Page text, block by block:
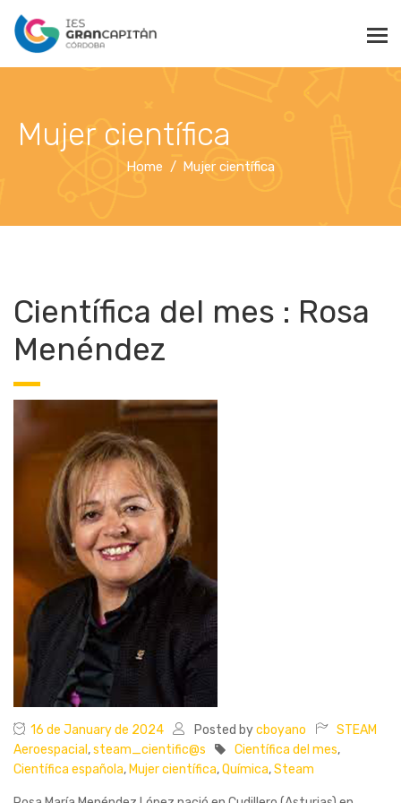
Mujer científica
Home Mujer científica
Científica del mes : Rosa
Menéndez
16 de January de 2024 Posted bycboyano
STEAM
Aeroespacial ,steam_cientific@s Científica del mes,
Científica española, Mujer científica,Química,Steam